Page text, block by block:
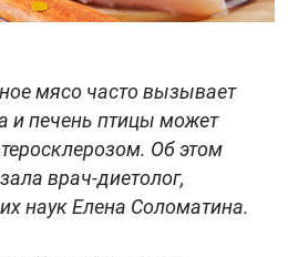
мясо часто вызывает
и печень птицы может
Об этом
врач-диетолог,
наук Елена Соломатина.